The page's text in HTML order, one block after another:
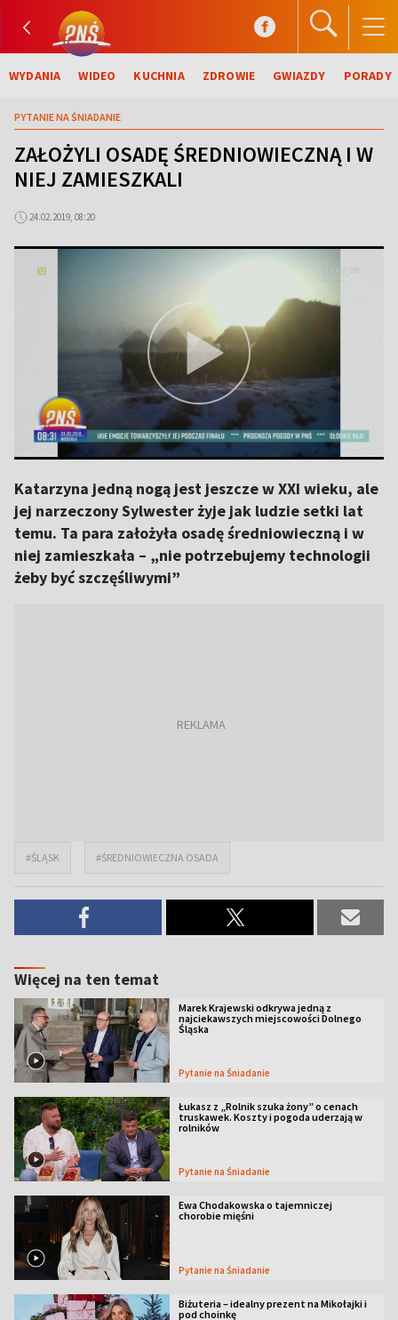
WYDANIA WIDEO KUCHNIA ZDROWIE GWIAZDY PORADY
PYTANIE NA ŚNIADANIE
ZAŁOŻYLI OSADĘ ŚREDNIOWIECZNĄ I W
NIEJ ZAMIESZKALI
24.02.2019, 08:20
Katarzyna jedną nogą jest jeszcze w XXI wieku, ale
jej narzeczony Sylwester żyje jak ludzie setki lat
temu. Ta para założyła osadę średniowieczną i w
niej zamieszkała – „nie potrzebujemy technologii
żeby być szczęśliwymi”
#ŚLĄSK #ŚREDNIOWIECZNA OSADA
Więcej na ten temat
Marek Krajewski odkrywa jedną z
najciekawszych miejscowości Dolnego
Śląska
Pytanie na Śniadanie
Łukasz z „Rolnik szuka żony” o cenach
truskawek. Koszty i pogoda uderzają w
rolników
Pytanie na Śniadanie
Ewa Chodakowska o tajemniczej
chorobie mięśni
Pytanie na Śniadanie
Biżuteria – idealny prezent na Mikołajki i
pod choinkę